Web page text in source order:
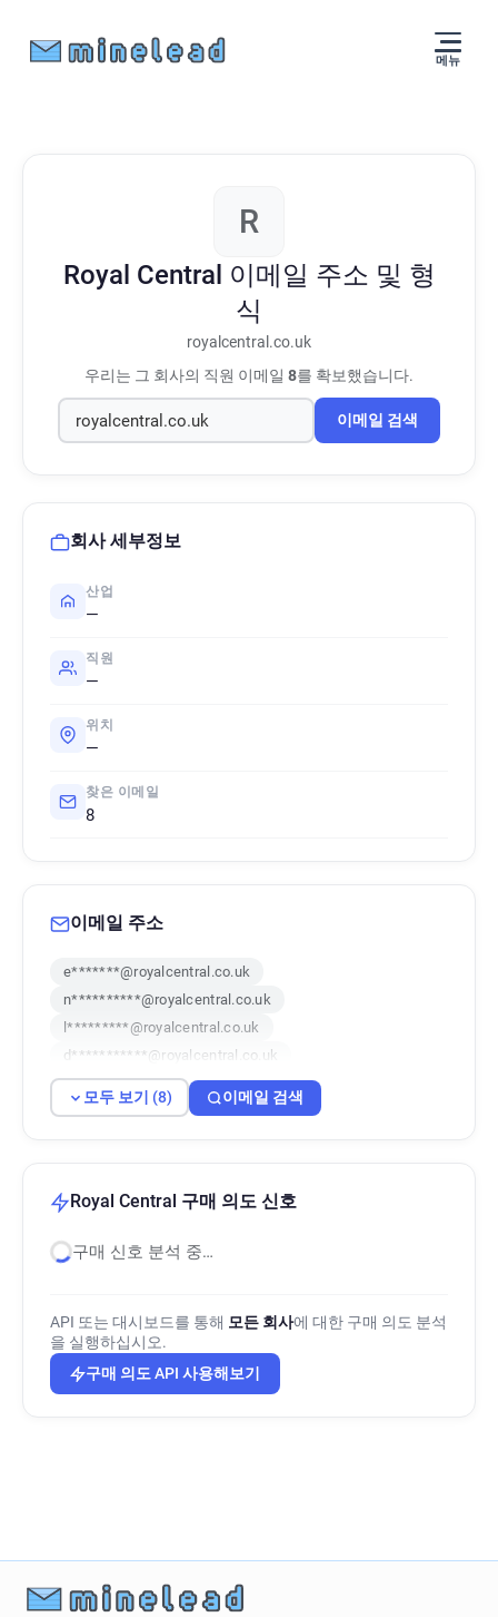
메뉴
R
Royal Central 이메일 주소 및 형
식
royalcentral.co.uk
우리는 그 회사의 직원 이메일 8를 확보했습니다.
이메일 검색
회사 세부정보
산업
—
직원
—
위치
—
찾은 이메일
8
이메일 주소
e*******@royalcentral.co.uk
n**********@royalcentral.co.uk
l*********@royalcentral.co.uk
d***********@royalcentral.co.uk
x*****@royalcentral.co.uk
x*****@royalcentral.co.uk
t********@royalcentral.co.uk
모두 보기 (8) 이메일 검색
Royal Central 구매 의도 신호
구매 신호 분석 중…
API 또는 대시보드를 통해 모든 회사에 대한 구매 의도 분석
을 실행하십시오.
구매 의도 API 사용해보기